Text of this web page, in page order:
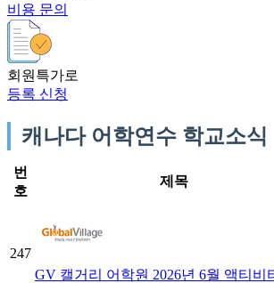
비용 문의
회원특가로
등록 신청
캐나다 어학연수 학교소식
번
호
제목
247
GV 캘거리 어학원 2026년 6월 액티비